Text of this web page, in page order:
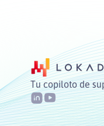
Tu copiloto de